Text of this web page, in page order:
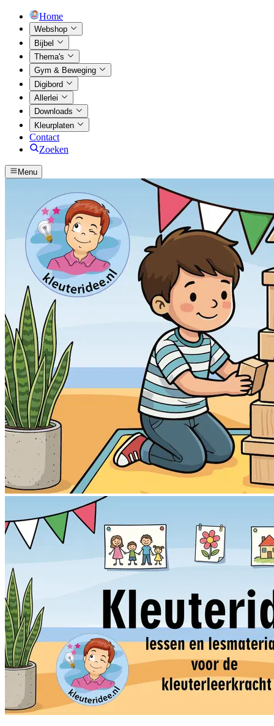
Home
Webshop
Bijbel
Thema's
Gym & Beweging
Digibord
Allerlei
Downloads
Kleurplaten
Contact
Zoeken
Menu